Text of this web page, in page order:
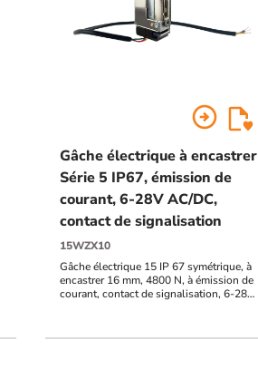
arrow_circle_right
Gâche électrique à encastrer
Série 5 IP67, émission de
courant, 6-28V AC/DC,
contact de signalisation
15WZX10
Gâche électrique 15 IP 67 symétrique, à
encastrer 16 mm, 4800 N, à émission de
courant, contact de signalisation, 6-28V